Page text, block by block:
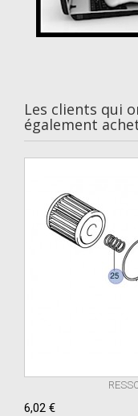
Les clients qui
également
6,02 €